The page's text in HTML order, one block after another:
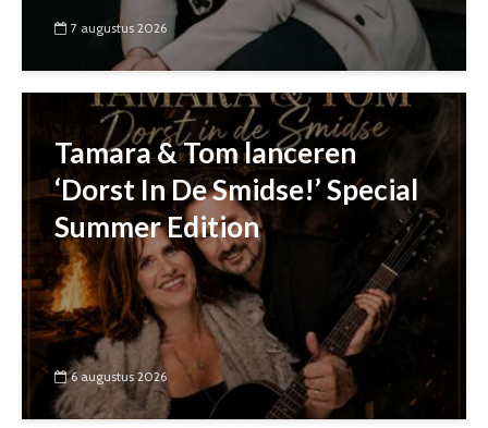
7 augustus 2026
Tamara & Tom lanceren
‘Dorst In De Smidse!’ Special
Summer Edition
6 augustus 2026